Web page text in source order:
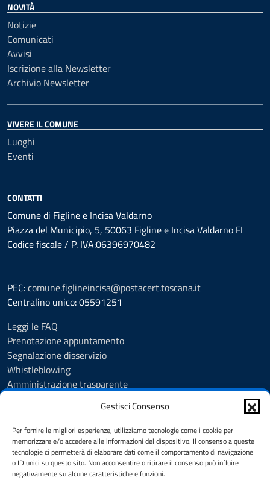
Gestisci Consenso
Per fornire le migliori esperienze, utilizziamo tecnologie come i cookie per
memorizzare e/o accedere alle informazioni del dispositivo. Il consenso a queste
tecnologie ci permetterà di elaborare dati come il comportamento di navigazione
o ID unici su questo sito. Non acconsentire o ritirare il consenso può influire
negativamente su alcune caratteristiche e funzioni.
NOVITÀ
Notizie
Comunicati
Avvisi
Iscrizione alla Newsletter
Archivio Newsletter
VIVERE IL COMUNE
Luoghi
Eventi
CONTATTI
Comune di Figline e Incisa Valdarno
Piazza del Municipio, 5, 50063 Figline e Incisa Valdarno FI
Codice fiscale / P. IVA:06396970482
PEC:comune.figlineincisa@postacert.toscana.it
Centralino unico: 05591251
Leggi le FAQ
Prenotazione appuntamento
Segnalazione disservizio
Whistleblowing
Amministrazione trasparente
Albo Pretorio
Cookie Policy
Informativa privacy
Dichiarazione di accessibilità